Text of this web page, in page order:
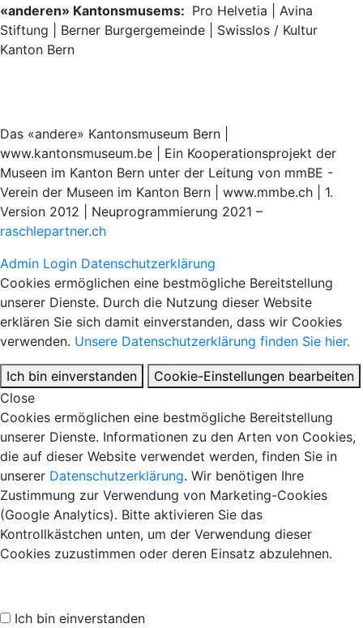
«anderen» Kantonsmusems: Pro Helvetia | Avina
Stiftung | Berner Burgergemeinde | Swisslos / Kultur
Kanton Bern
Das «andere» Kantonsmuseum Bern |
www.kantonsmuseum.be | Ein Kooperationsprojekt der
Museen im Kanton Bern unter der Leitung von mmBE -
Verein der Museen im Kanton Bern | www.mmbe.ch | 1.
Version 2012 | Neuprogrammierung 2021 –
raschlepartner.ch
Admin Login Datenschutzerklärung
Cookies ermöglichen eine bestmögliche Bereitstellung
unserer Dienste. Durch die Nutzung dieser Website
erklären Sie sich damit einverstanden, dass wir Cookies
verwenden. Unsere Datenschutzerklärung finden Sie hier.
Ich bin einverstanden
Cookie-Einstellungen bearbeiten
Close
Cookies ermöglichen eine bestmögliche Bereitstellung
unserer Dienste. Informationen zu den Arten von Cookies,
die auf dieser Website verwendet werden, finden Sie in
unserer Datenschutzerklärung. Wir benötigen Ihre
Zustimmung zur Verwendung von Marketing-Cookies
(Google Analytics). Bitte aktivieren Sie das
Kontrollkästchen unten, um der Verwendung dieser
Cookies zuzustimmen oder deren Einsatz abzulehnen.
Ich bin einverstanden